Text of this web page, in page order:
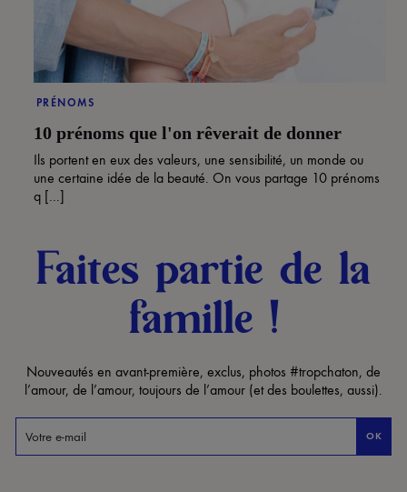
PRÉNOMS
10 prénoms que l'on rêverait de donner
Ils portent en eux des valeurs, une sensibilité, un monde ou
une certaine idée de la beauté. On vous partage 10 prénoms
q [...]
Faites partie de la
famille !
Nouveautés en avant-première, exclus, photos #tropchaton, de
l’amour, de l’amour, toujours de l’amour (et des boulettes, aussi).
OK